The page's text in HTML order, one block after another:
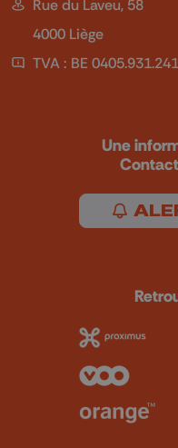
Rue du Laveu, 58
4000 Liège
TVA : BE 0405.931.241
Une